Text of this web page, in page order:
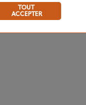
TOUT
ACCEPTER